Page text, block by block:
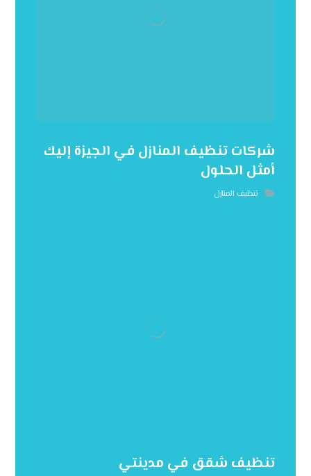
شركات تنظيف المنازل في الجيزة إليك
أمثل الحلول
تنظيف المنازل
تنظيف شقق في مدينتي